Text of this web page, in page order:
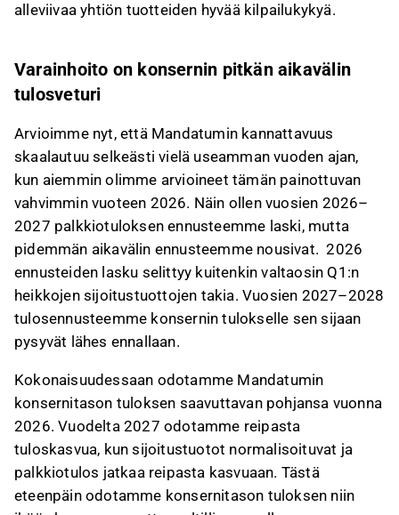
alleviivaa yhtiön tuotteiden hyvää kilpailukykyä.
Varainhoito on konsernin pitkän aikavälin
tulosveturi
Arvioimme nyt, että Mandatumin kannattavuus
skaalautuu selkeästi vielä useamman vuoden ajan,
kun aiemmin olimme arvioineet tämän painottuvan
vahvimmin vuoteen 2026. Näin ollen vuosien 2026–
2027 palkkiotuloksen ennusteemme laski, mutta
pidemmän aikavälin ennusteemme nousivat. 2026
ennusteiden lasku selittyy kuitenkin valtaosin Q1:n
heikkojen sijoitustuottojen takia. Vuosien 2027–2028
tulosennusteemme konsernin tulokselle sen sijaan
pysyvät lähes ennallaan.
Kokonaisuudessaan odotamme Mandatumin
konsernitason tuloksen saavuttavan pohjansa vuonna
2026. Vuodelta 2027 odotamme reipasta
tuloskasvua, kun sijoitustuotot normalisoituvat ja
palkkiotulos jatkaa reipasta kasvuaan. Tästä
eteenpäin odotamme konsernitason tuloksen niin